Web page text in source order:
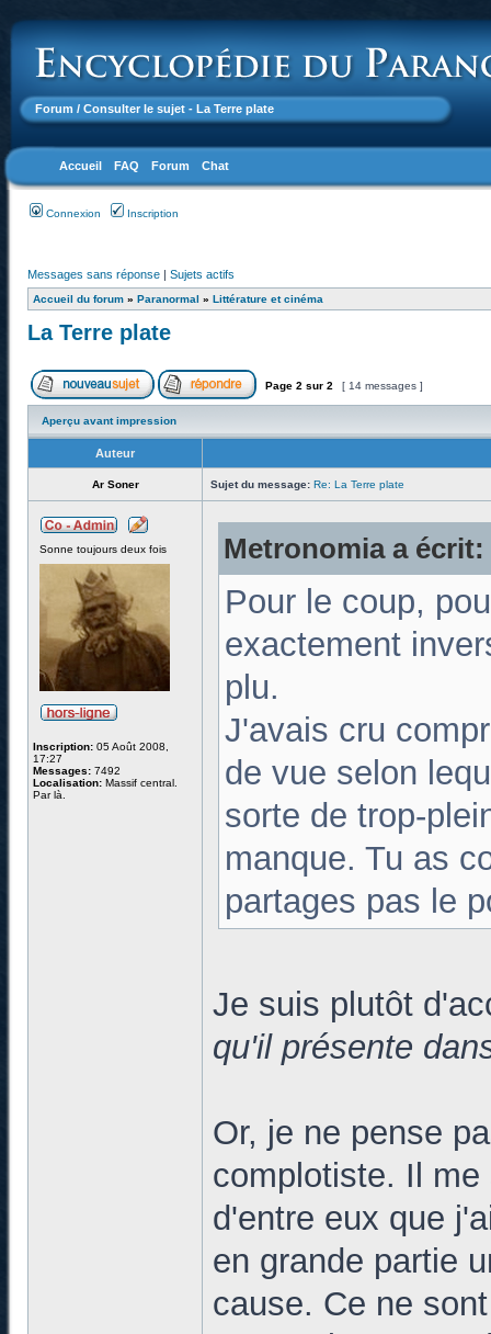
Forum / Consulter le sujet - La Terre plate
Accueil FAQ Forum Chat
Connexion Inscription
Messages sans réponse | Sujets actifs
Accueil du forum » Paranormal » Littérature et cinéma
La Terre plate
Page 2 sur 2 [ 14 messages ]
Aperçu avant impression
Auteur
Ar Soner Sujet du message: Re: La Terre plate
Sonne toujours deux fois
Inscription: 05 Août 2008,
17:27
Messages: 7492
Localisation: Massif central.
Par là.
Metronomia a écrit:
Pour le coup,
exactement
plu.
J'avais cru
de vue selon
sorte de trop-
manque. Tu as
partages pas le
Je suis plutôt
qu'il présente
Or, je ne pense
complotiste. Il
d'entre eux que
en grande partie
cause. Ce ne